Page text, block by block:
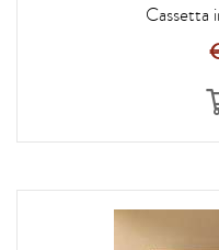
Cassetta